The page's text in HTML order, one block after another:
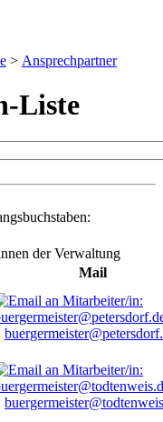
> Ansprechpartner
Liste
der Verwaltung
Mail